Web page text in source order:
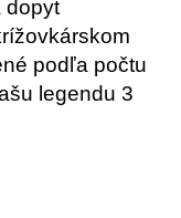
dopyt
podľa počtu
legendu 3